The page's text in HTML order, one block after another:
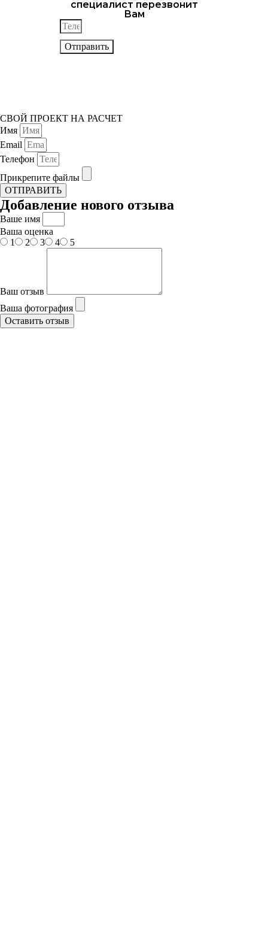
специалист перезвонит
Вам
Отправить
СВОЙ ПРОЕКТ НА РАСЧЕТ
Имя
Email
Телефон
Прикрепите файлы
ОТПРАВИТЬ
Добавление нового отзыва
Ваше имя
Ваша оценка
1
2 3 4 5
Ваш отзыв
Ваша фотография
Оставить отзыв